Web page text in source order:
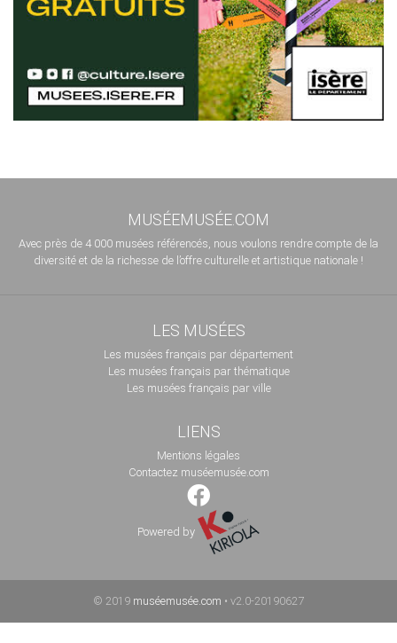
MUSÉEMUSÉE.COM
Avec près de 4 000 musées référencés, nous voulons rendre compte de la
diversité et de la richesse de l’offre culturelle et artistique nationale !
LES MUSÉES
Les musées français par département
Les musées français par thématique
Les musées français par ville
LIENS
Mentions légales
Contactez muséemusée.com
Powered by
© 2019 muséemusée.com • v2.0-20190627